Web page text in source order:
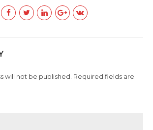
will not be published. Required fields are